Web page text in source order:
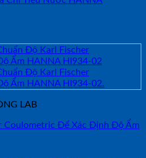
LAB
Coulometric Để Xác Định Độ Ẩm